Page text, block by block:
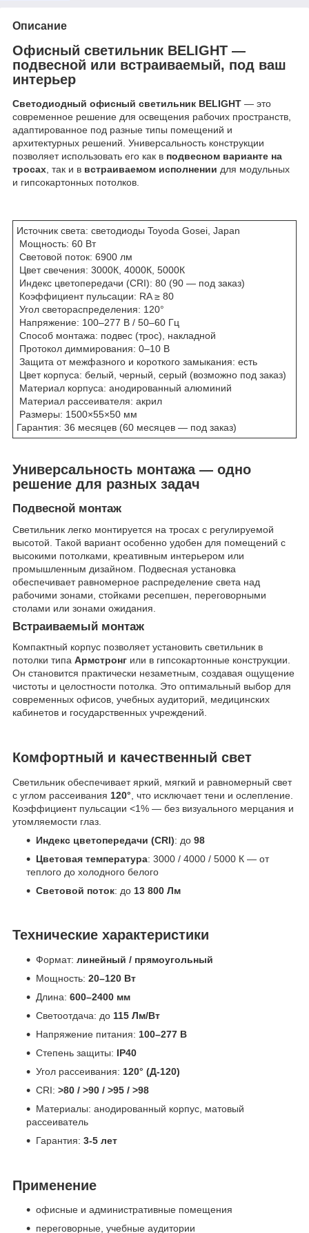
Описание
Офисный светильник BELIGHT —
подвесной или встраиваемый, под ваш
интерьер
Светодиодный офисный светильник BELIGHT — это
современное решение для освещения рабочих пространств,
адаптированное под разные типы помещений и
архитектурных решений. Универсальность конструкции
позволяет использовать его как в подвесном варианте на
тросах, так и в встраиваемом исполнении для модульных
и гипсокартонных потолков.
Источник света: светодиоды Toyoda Gosei, Japan
Мощность: 60 Вт
Световой поток: 6900 лм
Цвет свечения: 3000К, 4000К, 5000К
Индекс цветопередачи (CRI): 80 (90 — под заказ)
Коэффициент пульсации: RA ≥ 80
Угол светораспределения: 120°
Напряжение: 100–277 В / 50–60 Гц
Способ монтажа: подвес (трос), накладной
Протокол диммирования: 0–10 В
Защита от межфазного и короткого замыкания: есть
Цвет корпуса: белый, черный, серый (возможно под заказ)
Материал корпуса: анодированный алюминий
Материал рассеивателя: акрил
Размеры: 1500×55×50 мм
Гарантия: 36 месяцев (60 месяцев — под заказ)
Универсальность монтажа — одно
решение для разных задач
Подвесной монтаж
Светильник легко монтируется на тросах с регулируемой
высотой. Такой вариант особенно удобен для помещений с
высокими потолками, креативным интерьером или
промышленным дизайном. Подвесная установка
обеспечивает равномерное распределение света над
рабочими зонами, стойками ресепшен, переговорными
столами или зонами ожидания.
Встраиваемый монтаж
Компактный корпус позволяет установить светильник в
потолки типа Армстронг или в гипсокартонные конструкции.
Он становится практически незаметным, создавая ощущение
чистоты и целостности потолка. Это оптимальный выбор для
современных офисов, учебных аудиторий, медицинских
кабинетов и государственных учреждений.
Комфортный и качественный свет
Светильник обеспечивает яркий, мягкий и равномерный свет
с углом рассеивания 120° , что исключает тени и ослепление.
Коэффициент пульсации <1% — без визуального мерцания и
утомляемости глаз.
Индекс цветопередачи (CRI): до 98
Цветовая температура: 3000 / 4000 / 5000 К — от
теплого до холодного белого
Световой поток: до 13 800 Лм
Технические характеристики
Формат: линейный / прямоугольный
Мощность: 20–120 Вт
Длина: 600–2400 мм
Светоотдача: до 115 Лм/Вт
Напряжение питания: 100–277 В
Степень защиты: IP40
Угол рассеивания: 120° (Д-120)
CRI: >80 / >90 / >95 / >98
Материалы: анодированный корпус, матовый
рассеиватель
Гарантия: 3-5 лет
Применение
офисные и административные помещения
переговорные, учебные аудитории